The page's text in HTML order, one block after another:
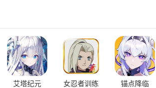
艾塔纪元
女忍者训练
锚点降临